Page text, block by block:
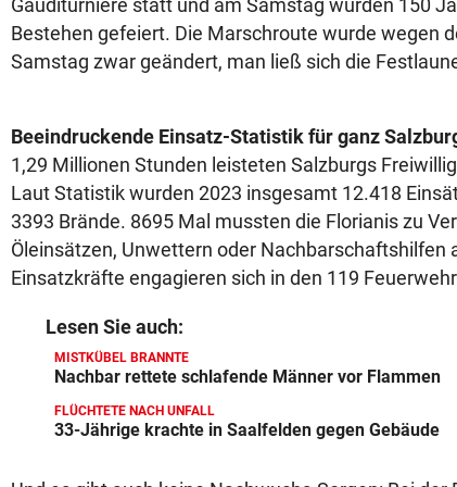
Gauditurniere statt und am Samstag wurden 150
Bestehen gefeiert. Die Marschroute wurde wegen
Samstag zwar geändert, man ließ sich die
Beeindruckende Einsatz-Statistik für ganz
1,29 Millionen Stunden leisteten Salzburgs
Laut Statistik wurden 2023 insgesamt 12.418
3393 Brände. 8695 Mal mussten die Florianis zu
Öleinsätzen, Unwettern oder Nachbarschaftshilfen
Einsatzkräfte engagieren sich in den 119
Lesen Sie auch:
MISTKÜBEL BRANNTE
Nachbar rettete schlafende Männer vor Flammen
FLÜCHTETE NACH UNFALL
33-Jährige krachte in Saalfelden gegen Gebäude